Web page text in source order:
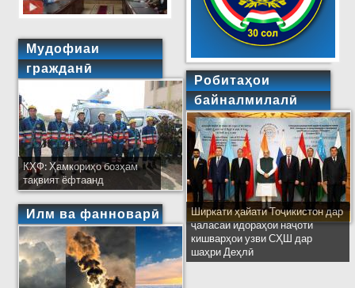
Мудофиаи
гражданӣ
КҲФ: Ҳамкориҳо бозҳам
тақвият ёфтаанд
Илм ва фанноварӣ
Робитаҳои
байналмилалӣ
Ширкати ҳайати Тоҷикистон дар
ҷаласаи идораҳои наҷоти
кишварҳои узви СҲШ дар
шаҳри Деҳлӣ